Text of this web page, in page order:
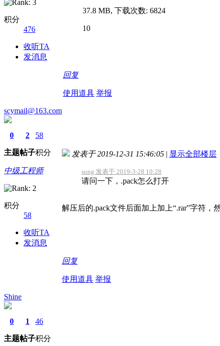
积分
476
收听TA
发消息
37.8 MB, 下载次数: 6824
10
回复
使用道具 举报
scymail@163.com
0
主题
2
帖子
58
积分
中级工程师
积分
58
收听TA
发消息
发表于 2019-12-31 15:46:05 | 显示全部楼层
song 发表于 2019-3-28 10:28
请问一下，.pack怎么打开
解压后的.pack文件后面加上加上“.rar”字符，
回复
使用道具 举报
Shine
0
主题
1
帖子
46
积分